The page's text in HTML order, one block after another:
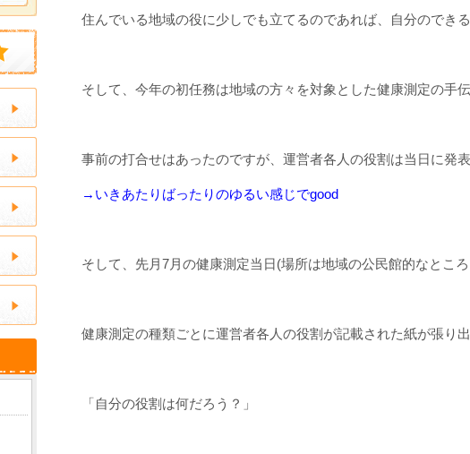
住んでいる地域の役に少しでも立てるのであれば、自分のでき
そして、今年の初任務は地域の方々を対象とした健康測定の手伝
事前の打合せはあったのですが、運営者各人の役割は当日に発表
→いきあたりばったりのゆるい感じでgood
そして、先月7月の健康測定当日(場所は地域の公民館的なところ
健康測定の種類ごとに運営者各人の役割が記載された紙が張り出
「自分の役割は何だろう？」